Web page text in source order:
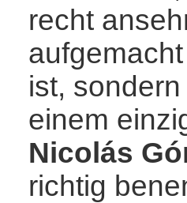
recht
ist,
einem
Nicolás
richtig